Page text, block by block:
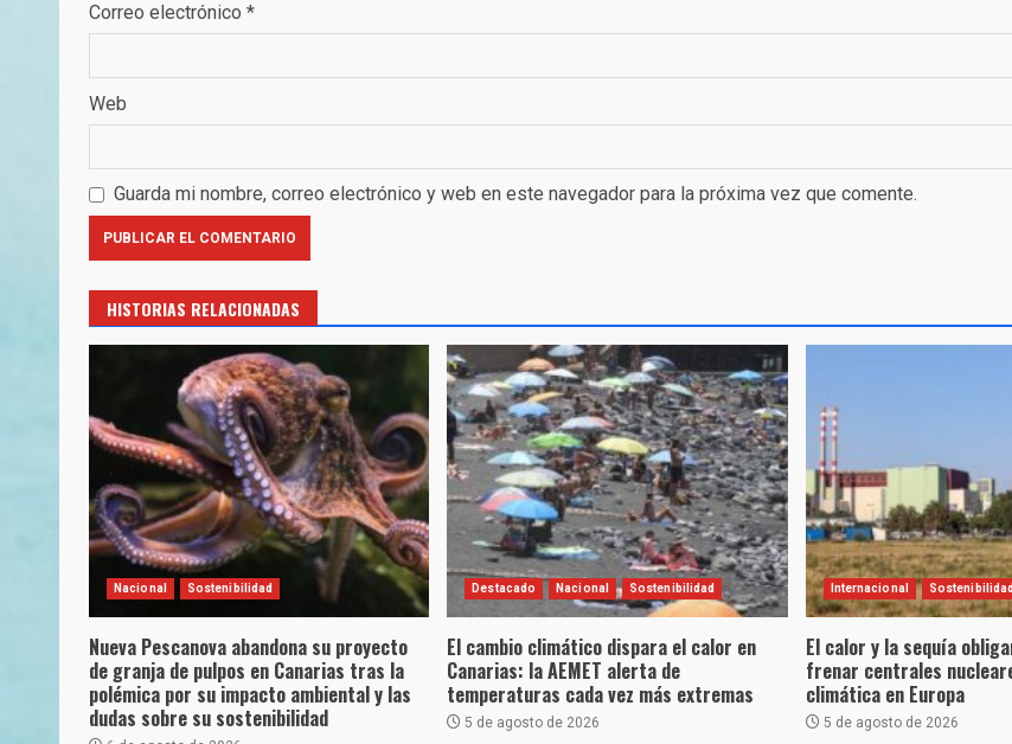
Correo electrónico *
Web
Guarda mi nombre, correo electrónico y web en este navegador para la próxima vez que comente.
HISTORIAS RELACIONADAS
Nacional Sostenibilidad
Nueva Pescanova abandona su proyecto
de granja de pulpos en Canarias tras la
polémica por su impacto ambiental y las
dudas sobre su sostenibilidad
Destacado Nacional Sostenibilidad
El cambio climático dispara el calor en
Canarias: la AEMET alerta de
temperaturas cada vez más extremas
5 de agosto de 2026
Internacional Sostenibilidad
El calor y la sequía
frenar centrales
climática en Europa
5 de agosto de 2026